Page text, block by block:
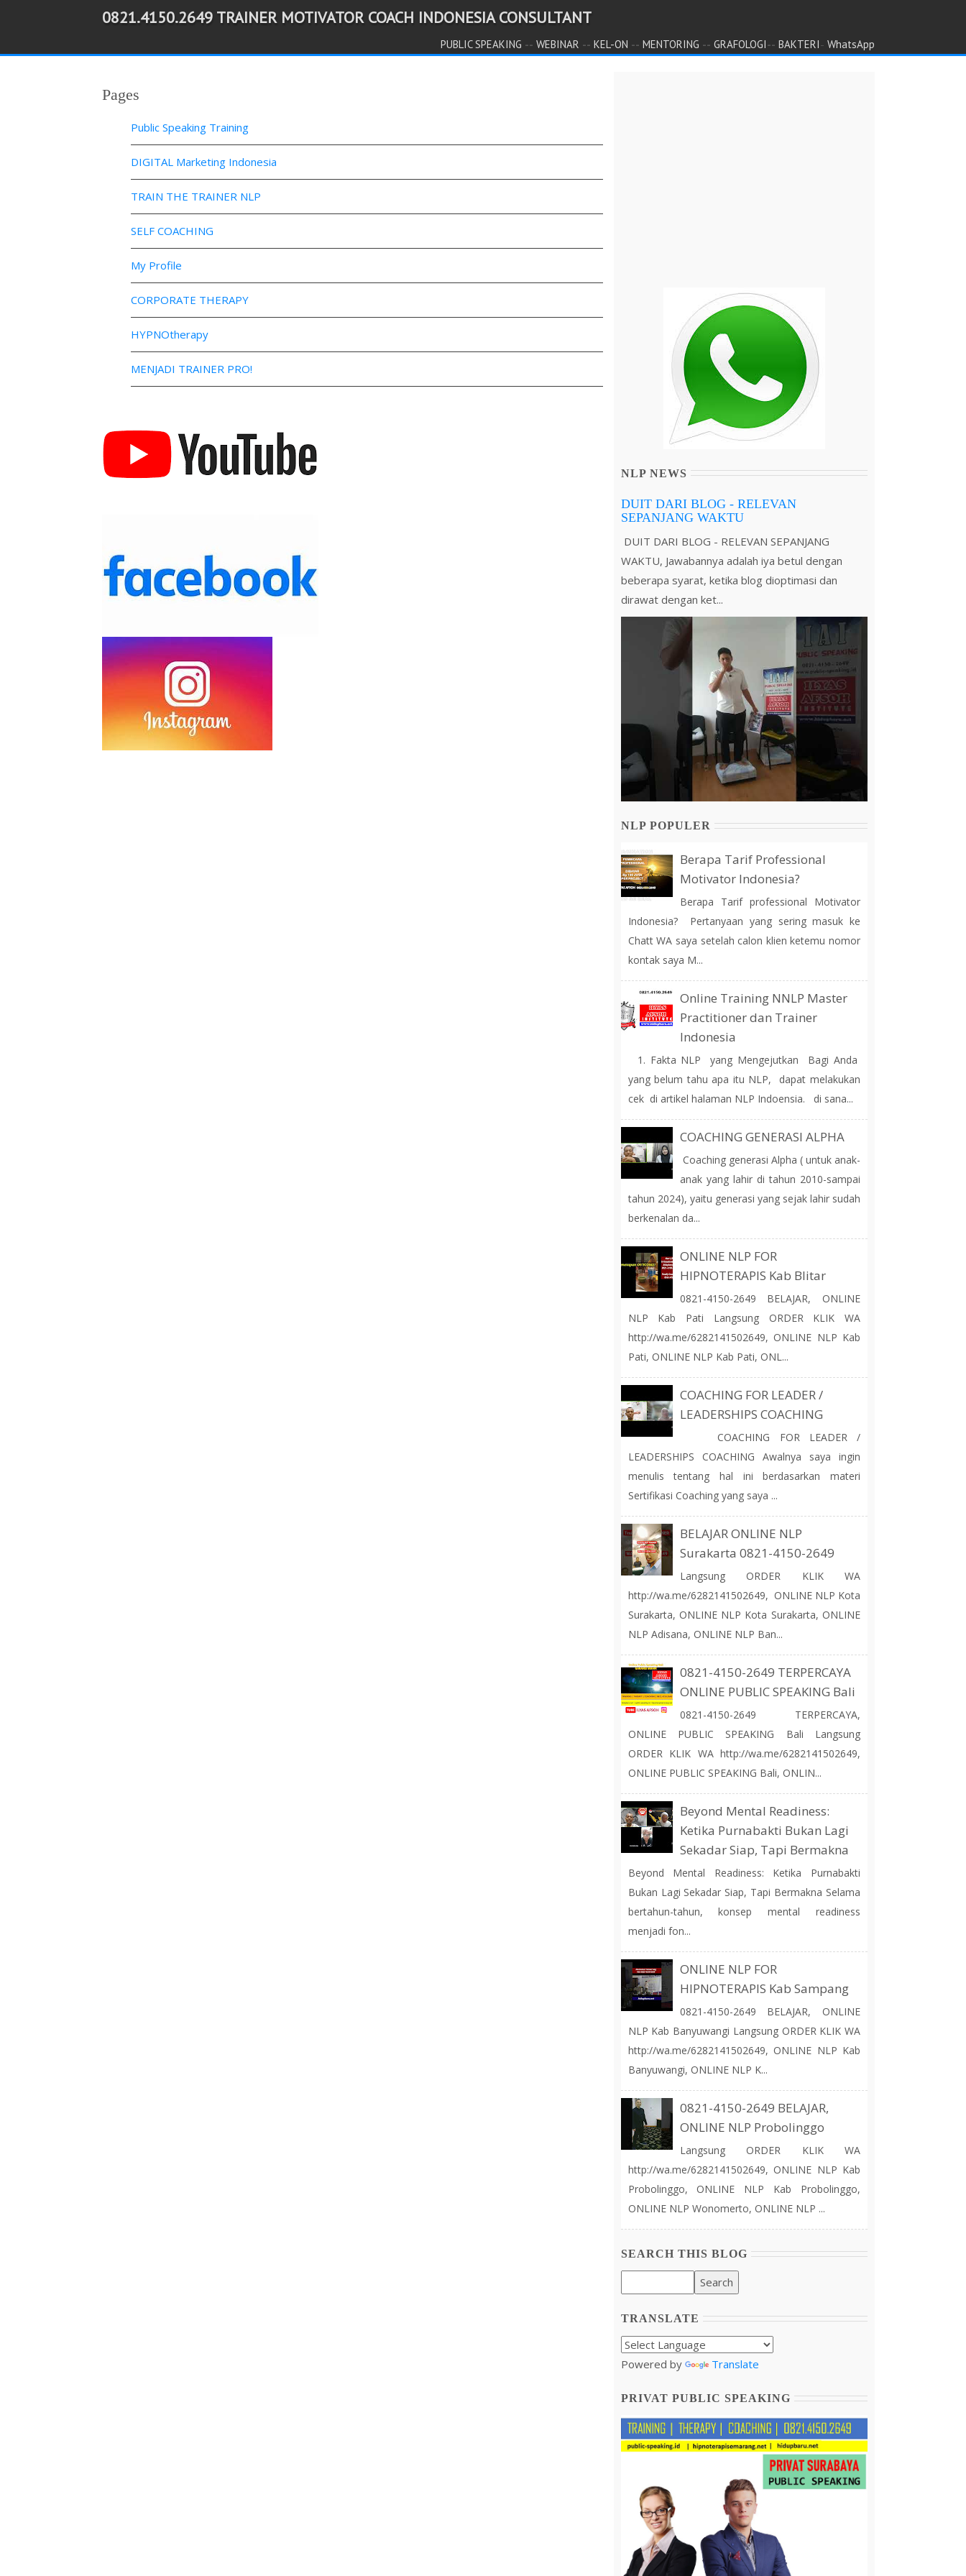
0821.4150.2649 TRAINER MOTIVATOR COACH INDONESIA CONSULTANT
PUBLIC SPEAKING -- WEBINAR -- KEL-ON -- MENTORING -- GRAFOLOGI-- BAKTERI- WhatsApp
Pages
Public Speaking Training
DIGITAL Marketing Indonesia
TRAIN THE TRAINER NLP
SELF COACHING
My Profile
CORPORATE THERAPY
HYPNOtherapy
MENJADI TRAINER PRO!
NLP NEWS
DUIT DARI BLOG - RELEVAN
SEPANJANG WAKTU
DUIT DARI BLOG - RELEVAN SEPANJANG
WAKTU, Jawabannya adalah iya betul dengan
beberapa syarat, ketika blog dioptimasi dan
dirawat dengan ket...
NLP POPULER
Berapa Tarif Professional
Motivator Indonesia?
Berapa Tarif professional Motivator
Indonesia? Pertanyaan yang sering masuk ke
Chatt WA saya setelah calon klien ketemu nomor
kontak saya M...
Online Training NNLP Master
Practitioner dan Trainer
Indonesia
1. Fakta NLP yang Mengejutkan Bagi Anda
yang belum tahu apa itu NLP, dapat melakukan
cek di artikel halaman NLP Indoensia. di sana...
COACHING GENERASI ALPHA
Coaching generasi Alpha ( untuk anak-
anak yang lahir di tahun 2010-sampai
tahun 2024), yaitu generasi yang sejak lahir sudah
berkenalan da...
ONLINE NLP FOR
HIPNOTERAPIS Kab Blitar
0821-4150-2649 BELAJAR, ONLINE
NLP Kab Pati Langsung ORDER KLIK WA
http://wa.me/6282141502649, ONLINE NLP Kab
Pati, ONLINE NLP Kab Pati, ONL...
COACHING FOR LEADER /
LEADERSHIPS COACHING
COACHING FOR LEADER /
LEADERSHIPS COACHING Awalnya saya ingin
menulis tentang hal ini berdasarkan materi
Sertifikasi Coaching yang saya ...
BELAJAR ONLINE NLP
Surakarta 0821-4150-2649
Langsung ORDER KLIK WA
http://wa.me/6282141502649, ONLINE NLP Kota
Surakarta, ONLINE NLP Kota Surakarta, ONLINE
NLP Adisana, ONLINE NLP Ban...
0821-4150-2649 TERPERCAYA
ONLINE PUBLIC SPEAKING Bali
0821-4150-2649 TERPERCAYA,
ONLINE PUBLIC SPEAKING Bali Langsung
ORDER KLIK WA http://wa.me/6282141502649,
ONLINE PUBLIC SPEAKING Bali, ONLIN...
Beyond Mental Readiness:
Ketika Purnabakti Bukan Lagi
Sekadar Siap, Tapi Bermakna
Beyond Mental Readiness: Ketika Purnabakti
Bukan Lagi Sekadar Siap, Tapi Bermakna Selama
bertahun-tahun, konsep mental readiness
menjadi fon...
ONLINE NLP FOR
HIPNOTERAPIS Kab Sampang
0821-4150-2649 BELAJAR, ONLINE
NLP Kab Banyuwangi Langsung ORDER KLIK WA
http://wa.me/6282141502649, ONLINE NLP Kab
Banyuwangi, ONLINE NLP K...
0821-4150-2649 BELAJAR,
ONLINE NLP Probolinggo
Langsung ORDER KLIK WA
http://wa.me/6282141502649, ONLINE NLP Kab
Probolinggo, ONLINE NLP Kab Probolinggo,
ONLINE NLP Wonomerto, ONLINE NLP ...
SEARCH THIS BLOG
TRANSLATE
Powered by Translate
PRIVAT PUBLIC SPEAKING